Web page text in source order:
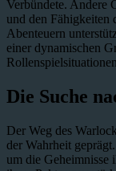
Verbündete. Andere
und den Fähigkeiten
Abenteuern
einer dynamischen
Die Suche
Der Weg des
der Wahrheit
um die Geheimnisse